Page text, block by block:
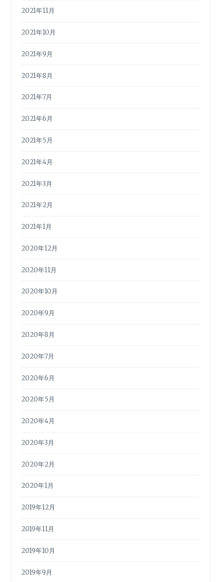
2021年11月
2021年10月
2021年9月
2021年8月
2021年7月
2021年6月
2021年5月
2021年4月
2021年3月
2021年2月
2021年1月
2020年12月
2020年11月
2020年10月
2020年9月
2020年8月
2020年7月
2020年6月
2020年5月
2020年4月
2020年3月
2020年2月
2020年1月
2019年12月
2019年11月
2019年10月
2019年9月